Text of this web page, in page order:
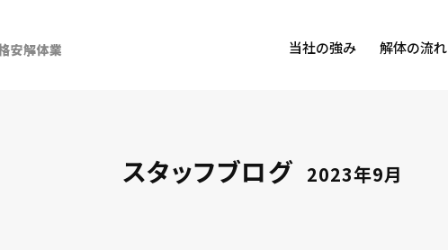
当社の強み 解体の流れ
スタッフブログ 2023年9月